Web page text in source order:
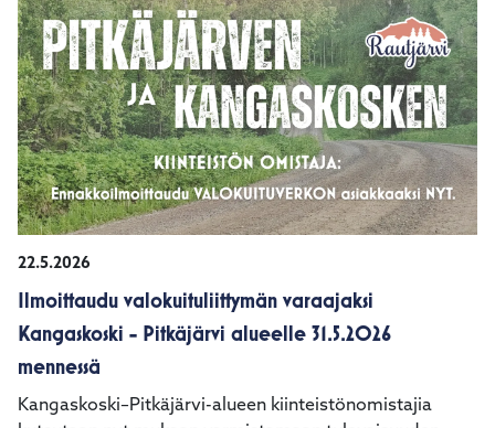
22.5.2026
Ilmoittaudu valokuituliittymän varaajaksi
Kangaskoski - Pitkäjärvi alueelle 31.5.2026
mennessä
Kangaskoski–Pitkäjärvi-alueen kiinteistönomistajia